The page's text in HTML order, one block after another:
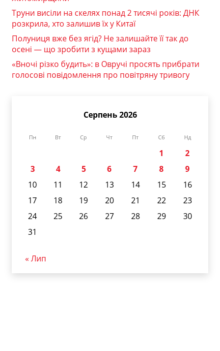
Труни висіли на скелях понад 2 тисячі років: ДНК
розкрила, хто залишив їх у Китаї
Полуниця вже без ягід? Не залишайте її так до
осені — що зробити з кущами зараз
«Вночі різко будить»: в Овручі просять прибрати
голосові повідомлення про повітряну тривогу
Серпень 2026
Пн Вт Ср Чт Пт Сб Нд
1
2
3
4 5 6 7 8
9
10
11 12 13 14 15
16
17
18 19 20 21 22
23
24
25 26 27 28 29
30
31
« Лип